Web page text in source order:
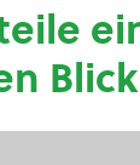
Blick